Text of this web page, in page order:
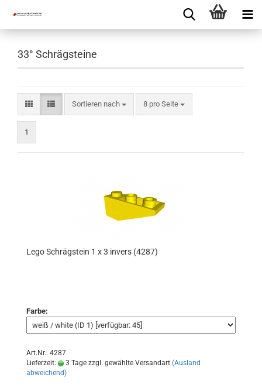
33° Schrägsteine
Sortieren nach 8 pro Seite
1
Lego Schrägstein 1 x 3 invers (4287)
Farbe:
Art.Nr.: 4287
Lieferzeit:
3 Tage zzgl. gewählte Versandart (Ausland
abweichend)